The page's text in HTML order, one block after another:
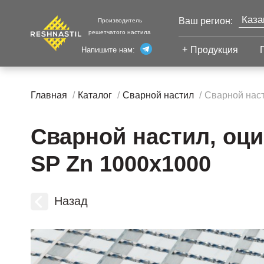
Производитель
решетчатого настила
Напишите нам:
Ваш регион:
Продукция
противоскольжением
Настил для морских
Главная Каталог Сварной настил Сварной
Сварной настил,
SP Zn 1000х1000
Назад